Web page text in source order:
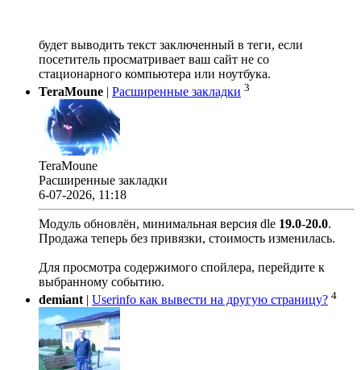
будет выводить текст заключенный в теги, если
посетитель просматривает ваш сайт не со
стационарного компьютера или ноутбука.
TeraMoune | Расширенные закладки 3
TeraMoune
Расширенные закладки
6-07-2026, 11:18
Модуль обновлён, минимальная версия dle 19.0-20.0.
Продажа теперь без привязки, стоимость изменилась.
Для просмотра содержимого спойлера, перейдите к
выбранному событию.
demiant | Userinfo как вывести на другую страницу? 4